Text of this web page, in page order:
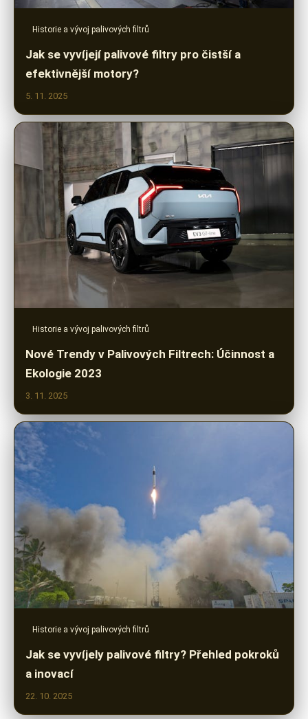
Historie a vývoj palivových filtrů
Jak se vyvíjejí palivové filtry pro čistší a
efektivnější motory?
5. 11. 2025
Historie a vývoj palivových filtrů
Nové Trendy v Palivových Filtrech: Účinnost a
Ekologie 2023
3. 11. 2025
Historie a vývoj palivových filtrů
Jak se vyvíjely palivové filtry? Přehled pokroků
a inovací
22. 10. 2025